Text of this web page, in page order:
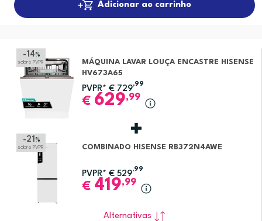
Adicionar ao carrinho
-14 %
sobre PVPR
MÁQUINA LAVAR LOUÇA ENCASTRE HISENSE
HV673A65
PVPR* € 729
,99
€ 629,99
-21 %
sobre PVPR COMBINADO HISENSE RB372N4AWE
PVPR* € 529
,99
€ 419,99
Alternativas